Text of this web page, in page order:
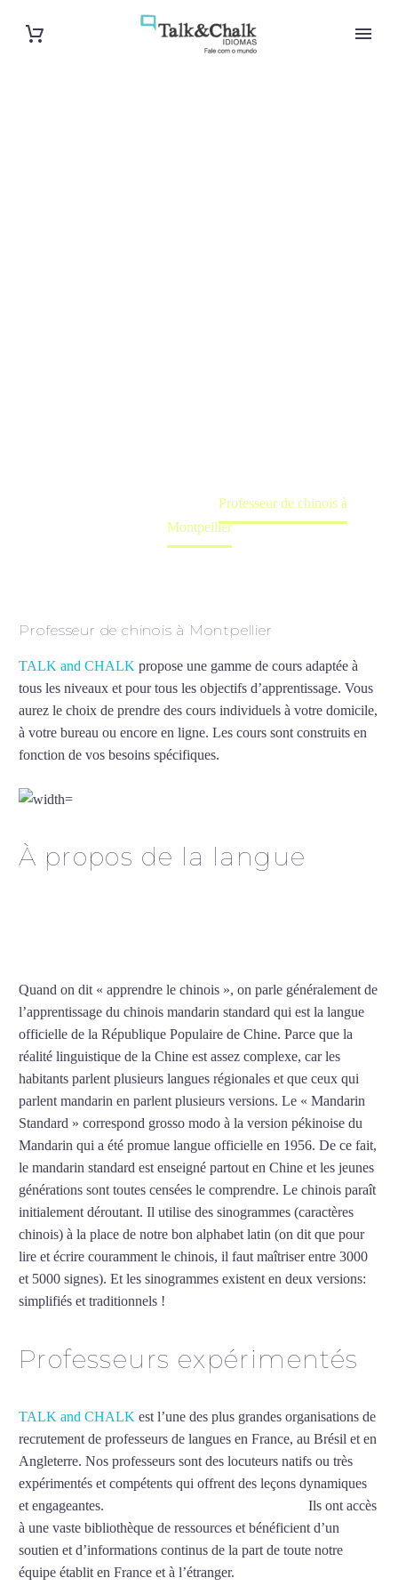
Professeur de chinois à
Montpellier
Professeur de chinois à Montpellier
TALK and CHALK propose une gamme de cours adaptée à
tous les niveaux et pour tous les objectifs d’apprentissage. Vous
aurez le choix de prendre des cours individuels à votre domicile,
à votre bureau ou encore en ligne. Les cours sont construits en
fonction de vos besoins spécifiques.
À propos de la langue
Quand on dit « apprendre le chinois », on parle généralement de
l’apprentissage du chinois mandarin standard qui est la langue
officielle de la République Populaire de Chine. Parce que la
réalité linguistique de la Chine est assez complexe, car les
habitants parlent plusieurs langues régionales et que ceux qui
parlent mandarin en parlent plusieurs versions. Le « Mandarin
Standard » correspond grosso modo à la version pékinoise du
Mandarin qui a été promue langue officielle en 1956. De ce fait,
le mandarin standard est enseigné partout en Chine et les jeunes
générations sont toutes censées le comprendre. Le chinois paraît
initialement déroutant. Il utilise des sinogrammes (caractères
chinois) à la place de notre bon alphabet latin (on dit que pour
lire et écrire couramment le chinois, il faut maîtriser entre 3000
et 5000 signes). Et les sinogrammes existent en deux versions:
simplifiés et traditionnels !
Professeurs expérimentés
TALK and CHALK est l’une des plus grandes organisations de
recrutement de professeurs de langues en France, au Brésil et en
Angleterre. Nos professeurs sont des locuteurs natifs ou très
expérimentés et compétents qui offrent des leçons dynamiques
et engageantes.
Ils ont accès
à une vaste bibliothèque de ressources et bénéficient d’un
soutien et d’informations continus de la part de toute notre
équipe établit en France et à l’étranger.